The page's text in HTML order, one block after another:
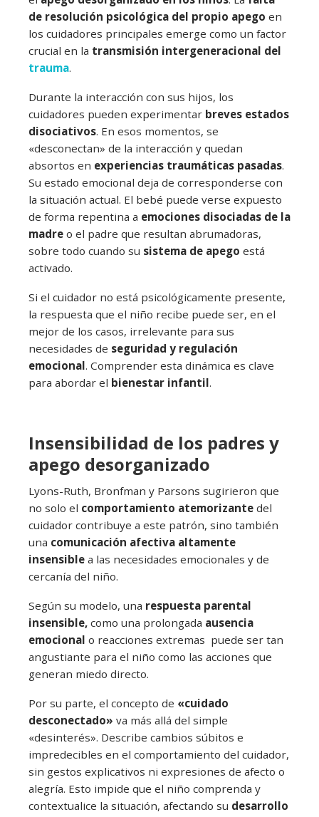
de resolución psicológica del propio apego en
los cuidadores principales emerge como un factor
crucial en la transmisión intergeneracional del
trauma.
Durante la interacción con sus hijos, los
cuidadores pueden experimentar breves estados
disociativos. En esos momentos, se
«desconectan» de la interacción y quedan
absortos en experiencias traumáticas pasadas.
Su estado emocional deja de corresponderse con
la situación actual. El bebé puede verse expuesto
de forma repentina a emociones disociadas de la
madre o el padre que resultan abrumadoras,
sobre todo cuando su sistema de apego está
activado.
Si el cuidador no está psicológicamente presente,
la respuesta que el niño recibe puede ser, en el
mejor de los casos, irrelevante para sus
necesidades de seguridad y regulación
emocional. Comprender esta dinámica es clave
para abordar el bienestar infantil.
Insensibilidad de los padres y
apego desorganizado
Lyons-Ruth, Bronfman y Parsons sugirieron que
no solo el comportamiento atemorizante del
cuidador contribuye a este patrón, sino también
una comunicación afectiva altamente
insensible a las necesidades emocionales y de
cercanía del niño.
Según su modelo, una respuesta parental
insensible, como una prolongada ausencia
emocional o reacciones extremas puede ser tan
angustiante para el niño como las acciones que
generan miedo directo.
Por su parte, el concepto de «cuidado
desconectado» va más allá del simple
«desinterés». Describe cambios súbitos e
impredecibles en el comportamiento del cuidador,
sin gestos explicativos ni expresiones de afecto o
alegría. Esto impide que el niño comprenda y
contextualice la situación, afectando su desarrollo